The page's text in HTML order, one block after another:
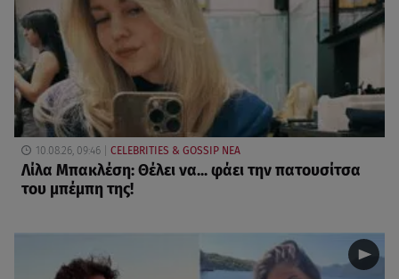
10.08.26, 09:46 CELEBRITIES & GOSSIP ΝΕΑ
Λίλα Μπακλέση: Θέλει να... φάει την πατουσίτσα
του μπέμπη της!